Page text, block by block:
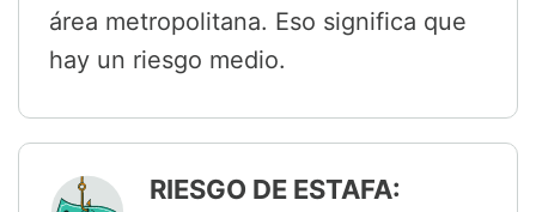
área metropolitana. Eso significa que
hay un riesgo medio.
RIESGO DE ESTAFA: